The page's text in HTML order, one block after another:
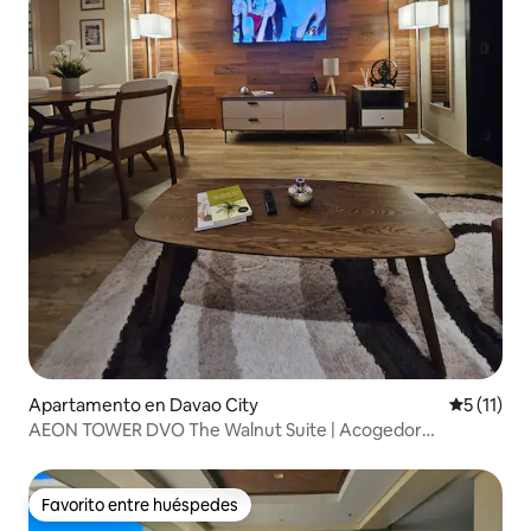
Apartamento en Davao City
5 (11)
AEON TOWER DVO The Walnut Suite | Acogedor
Favorito entre huéspedes
Favorito entre huéspedes